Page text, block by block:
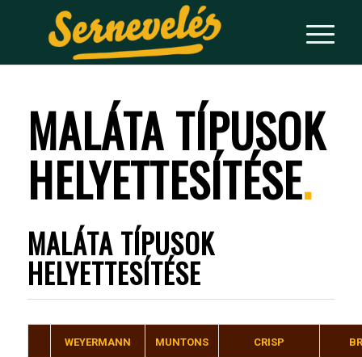
MALÁTA TÍPUSOK
HELYETTESÍTÉSE.
MALÁTA TÍPUSOK
HELYETTESÍTÉSE
WEYERMANN MUNTONS CRISP